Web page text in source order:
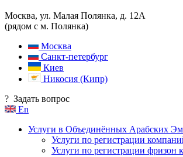
Москва, ул. Малая Полянка, д. 12А
(рядом с м. Полянка)
Москва
Санкт-петербург
Киев
Никосия (Кипр)
? Задать вопрос
En
Услуги в Объединённых Арабских
Услуги по регистрации
Услуги по регистрации